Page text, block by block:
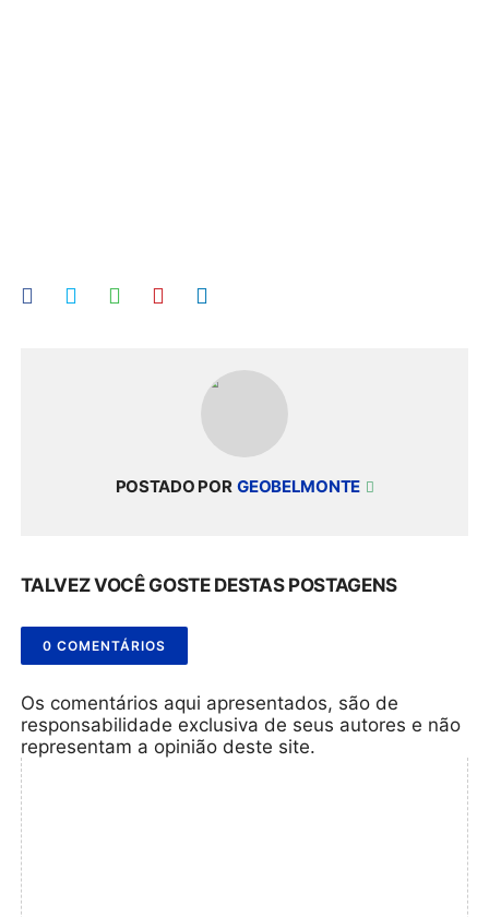
POSTADO POR GEOBELMONTE
TALVEZ VOCÊ GOSTE DESTAS POSTAGENS
0 COMENTÁRIOS
Os comentários aqui apresentados, são de
responsabilidade exclusiva de seus autores e não
representam a opinião deste site.